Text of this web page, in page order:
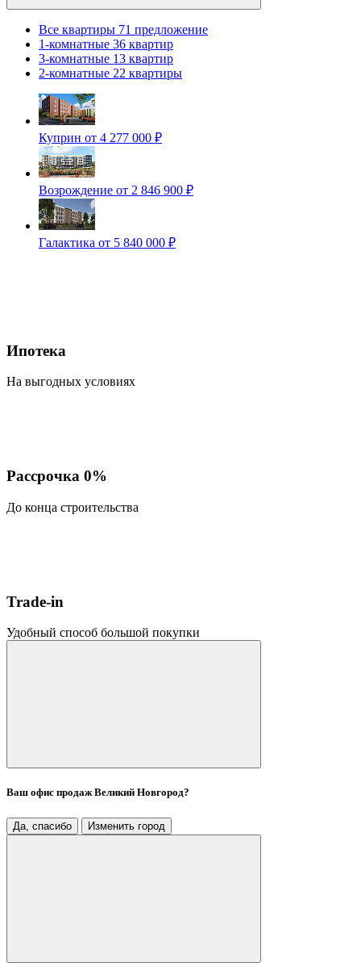
Все квартиры 71 предложение
1-комнатные 36 квартир
3-комнатные 13 квартир
2-комнатные 22 квартиры
Куприн от 4 277 000 ₽
Возрождение от 2 846 900 ₽
Галактика от 5 840 000 ₽
Ипотека
На выгодных условиях
Рассрочка 0%
До конца строительства
Trade-in
Удобный способ большой покупки
Ваш офис продажВеликий Новгород?
Да, спасибо Изменить город